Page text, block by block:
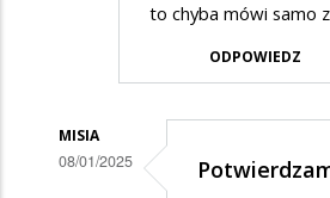
to chyba mówi samo
ODPOWIEDZ
MISIA
08/01/2025